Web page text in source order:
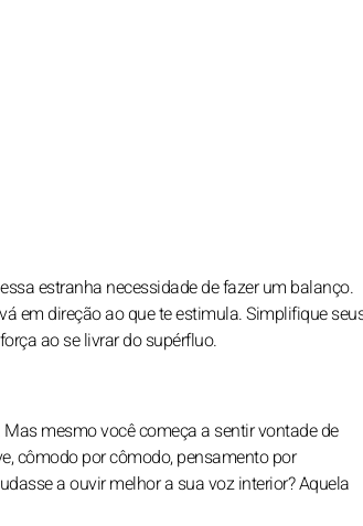
estranha necessidade de fazer um balanço.
em direção ao que te estimula. Simplifique
ao se livrar do supérfluo.
mesmo você começa a sentir vontade de
cômodo por cômodo, pensamento por
a ouvir melhor a sua voz interior? Aquela